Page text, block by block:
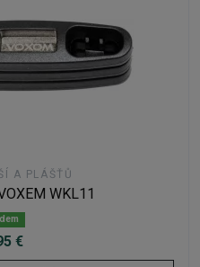
A PLÁŠŤŮ
WKL11
€